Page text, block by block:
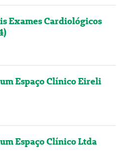
Exames Cardiológicos
Espaço Clínico Eireli
Espaço Clínico Ltda